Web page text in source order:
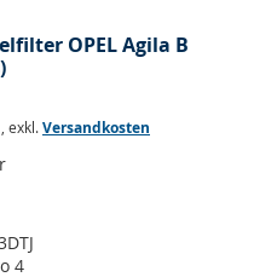
OPEL Agila B
, exkl.Versandkosten
4